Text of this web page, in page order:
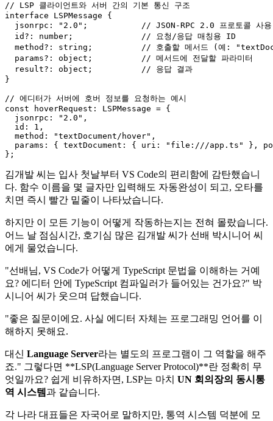
// LSP 클라이언트와 서버 간의 기본 통신 구조
interface
LSPMessage {
jsonrpc : "2.0" ; // JSON-RPC 2.0 프로토콜 사용
id ?: number ; // 요청/응답 매칭용 ID
method ?: string ; // 호출할 메서드 (예:
params?: object ; // 메서드에 전달할 파라미터
result?: object ; // 응답 결과
}
// 에디터가 서버에 호버 정보를 요청하는 예시
const
hoverRequest : LSPMessage = {
jsonrpc : "2.0" ,
id : 1 ,
method : "textDocument/hover" ,
params : { textDocument : { uri : "file:///app.ts" },
김개발 씨는 입사 첫날부터 VS Code의 편리함에 감탄했습니
다. 함수 이름을 몇 글자만 입력해도 자동완성이 되고, 오타를
치면 즉시 빨간 밑줄이 나타났습니다.
하지만 이 모든 기능이 어떻게 작동하는지는 전혀 몰랐습니다.
어느 날 점심시간, 호기심 많은 김개발 씨가 선배 박시니어 씨
에게 물었습니다.
"선배님, VS Code가 어떻게 TypeScript 문법을 이해하는 거예
요? 에디터 안에 TypeScript 컴파일러가 들어있는 건가요?" 박
시니어 씨가 웃으며 답했습니다.
"좋은 질문이에요. 사실 에디터 자체는 프로그래밍 언어를 이
해하지 못해요.
대신 Language Server라는 별도의 프로그램이 그 역할을 해주
죠." 그렇다면 **LSP(Language Server Protocol)**란 정확히 무
엇일까요? 쉽게 비유하자면, LSP는 마치 UN 회의장의 동시통
역 시스템과 같습니다.
각 나라 대표들은 자국어로 말하지만, 통역 시스템 덕분에 모